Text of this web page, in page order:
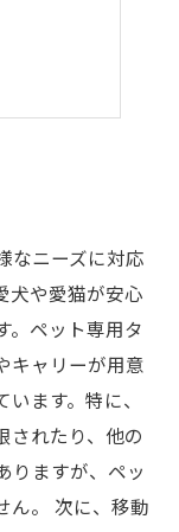
した体験
なニーズに対応
犬や愛猫が安心
。ペット専用タ
キャリーが用意
ます。特に、
されたり、他の
りますが、ペッ
ん。 次に、移動